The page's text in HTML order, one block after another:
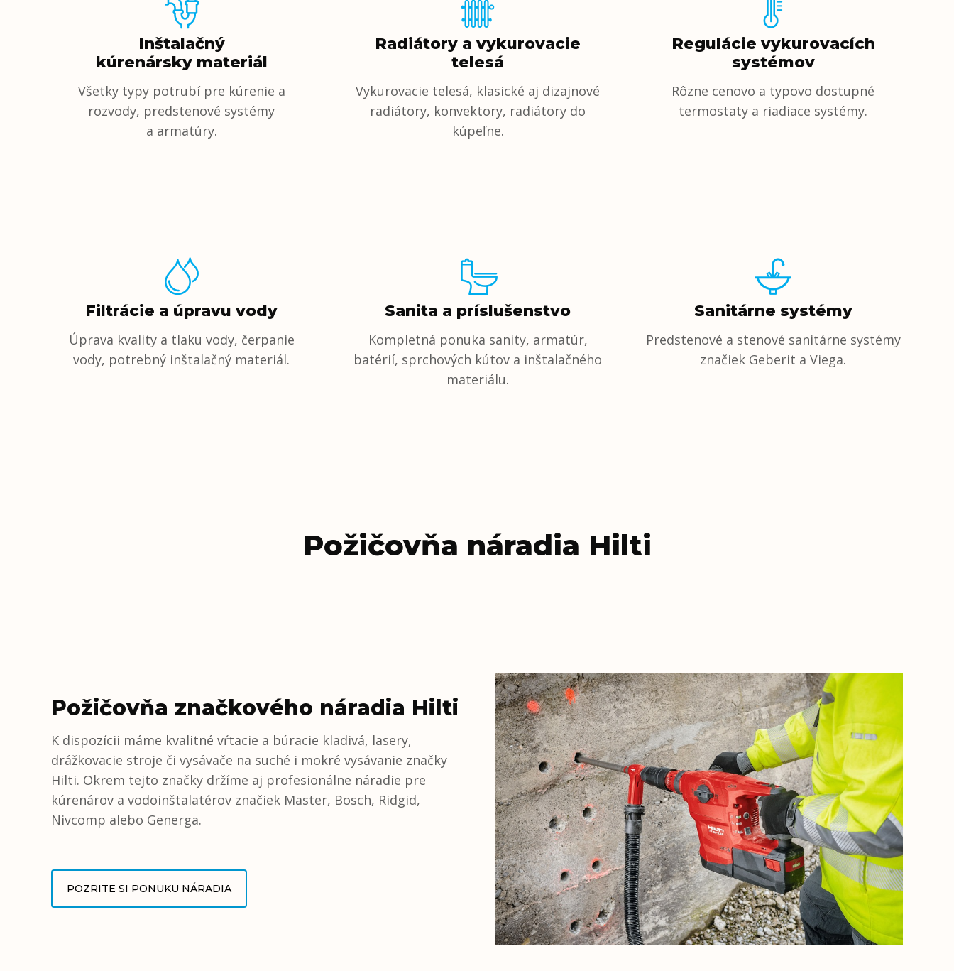
Inštalačný
kúrenársky materiál
Všetky typy potrubí pre kúrenie a
rozvody, predstenové systémy
a armatúry.
Radiátory a vykurovacie
telesá
Vykurovacie telesá, klasické aj dizajnové
radiátory, konvektory, radiátory do
kúpeľne.
Regulácie vykurovacích
systémov
Rôzne cenovo a typovo dostupné
termostaty a riadiace systémy.
Filtrácie a úpravu vody
Úprava kvality a tlaku vody, čerpanie
vody, potrebný inštalačný materiál.
Sanita a príslušenstvo
Kompletná ponuka sanity, armatúr,
batérií, sprchových kútov a inštalačného
materiálu.
Sanitárne systémy
Predstenové a stenové sanitárne systémy
značiek Geberit a Viega.
Požičovňa náradia Hilti
Požičovňa značkového náradia Hilti
K dispozícii máme kvalitné vŕtacie a búracie kladivá, lasery,
drážkovacie stroje či vysávače na suché i mokré vysávanie značky
Hilti. Okrem tejto značky držíme aj profesionálne náradie pre
kúrenárov a vodoinštalatérov značiek Master, Bosch, Ridgid,
Nivcomp alebo Generga.
POZRITE SI PONUKU NÁRADIA